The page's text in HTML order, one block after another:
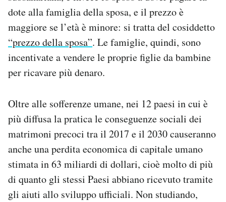
dote alla famiglia della sposa, e il prezzo è
maggiore se l’età è minore: si tratta del cosiddetto
“prezzo della sposa”. Le famiglie, quindi, sono
incentivate a vendere le proprie figlie da bambine
per ricavare più denaro.
Oltre alle sofferenze umane, nei 12 paesi in cui è
più diffusa la pratica le conseguenze sociali dei
matrimoni precoci tra il 2017 e il 2030 causeranno
anche una perdita economica di capitale umano
stimata in 63 miliardi di dollari, cioè molto di più
di quanto gli stessi Paesi abbiano ricevuto tramite
gli aiuti allo sviluppo ufficiali. Non studiando,